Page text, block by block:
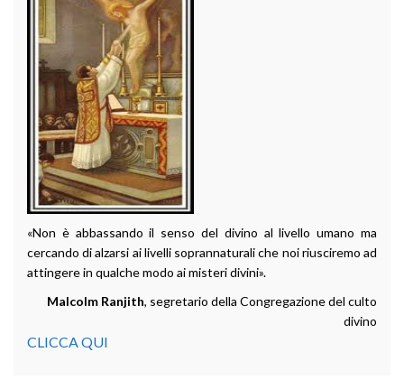
«Non è abbassando il senso del divino al livello umano ma
cercando di alzarsi ai livelli soprannaturali che noi riusciremo ad
attingere in qualche modo ai misteri divini».
Malcolm Ranjith, segretario della Congregazione del culto
divino
CLICCA QUI